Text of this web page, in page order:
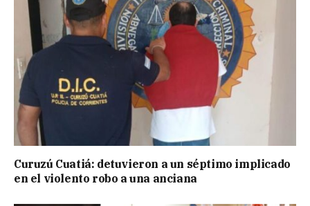
Curuzú Cuatiá: detuvieron a un séptimo implicado
en el violento robo a una anciana